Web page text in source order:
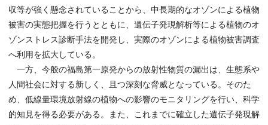
収等が強く懸念されていることから、中長期的なオゾンによる植物
被害の実態把握を行うとともに、遺伝子発現解析等による植物のオ
ゾンストレス診断手法を開発し、実際のオゾンによる植物被害調査
へ利用を拡大している。
一方、今般の福島第一原発からの放射性物質の漏出は、生態系や
人間社会に対する新しく、且つ深刻な脅威となっている。そのた
め、低線量環境放射線の植物への影響のモニタリングを行い、科学
的知見を得る必要がある。また、これまでに確立した遺伝子発現解